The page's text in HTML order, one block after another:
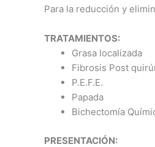
Para la reducción y
TRATAMIENTOS:
Grasa localizada
Fibrosis Post
P.E.F.E.
Papada
Bichectomía
PRESENTACIÓN: